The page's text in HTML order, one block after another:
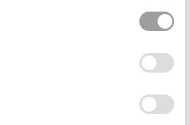
du har använt deras tjänster.